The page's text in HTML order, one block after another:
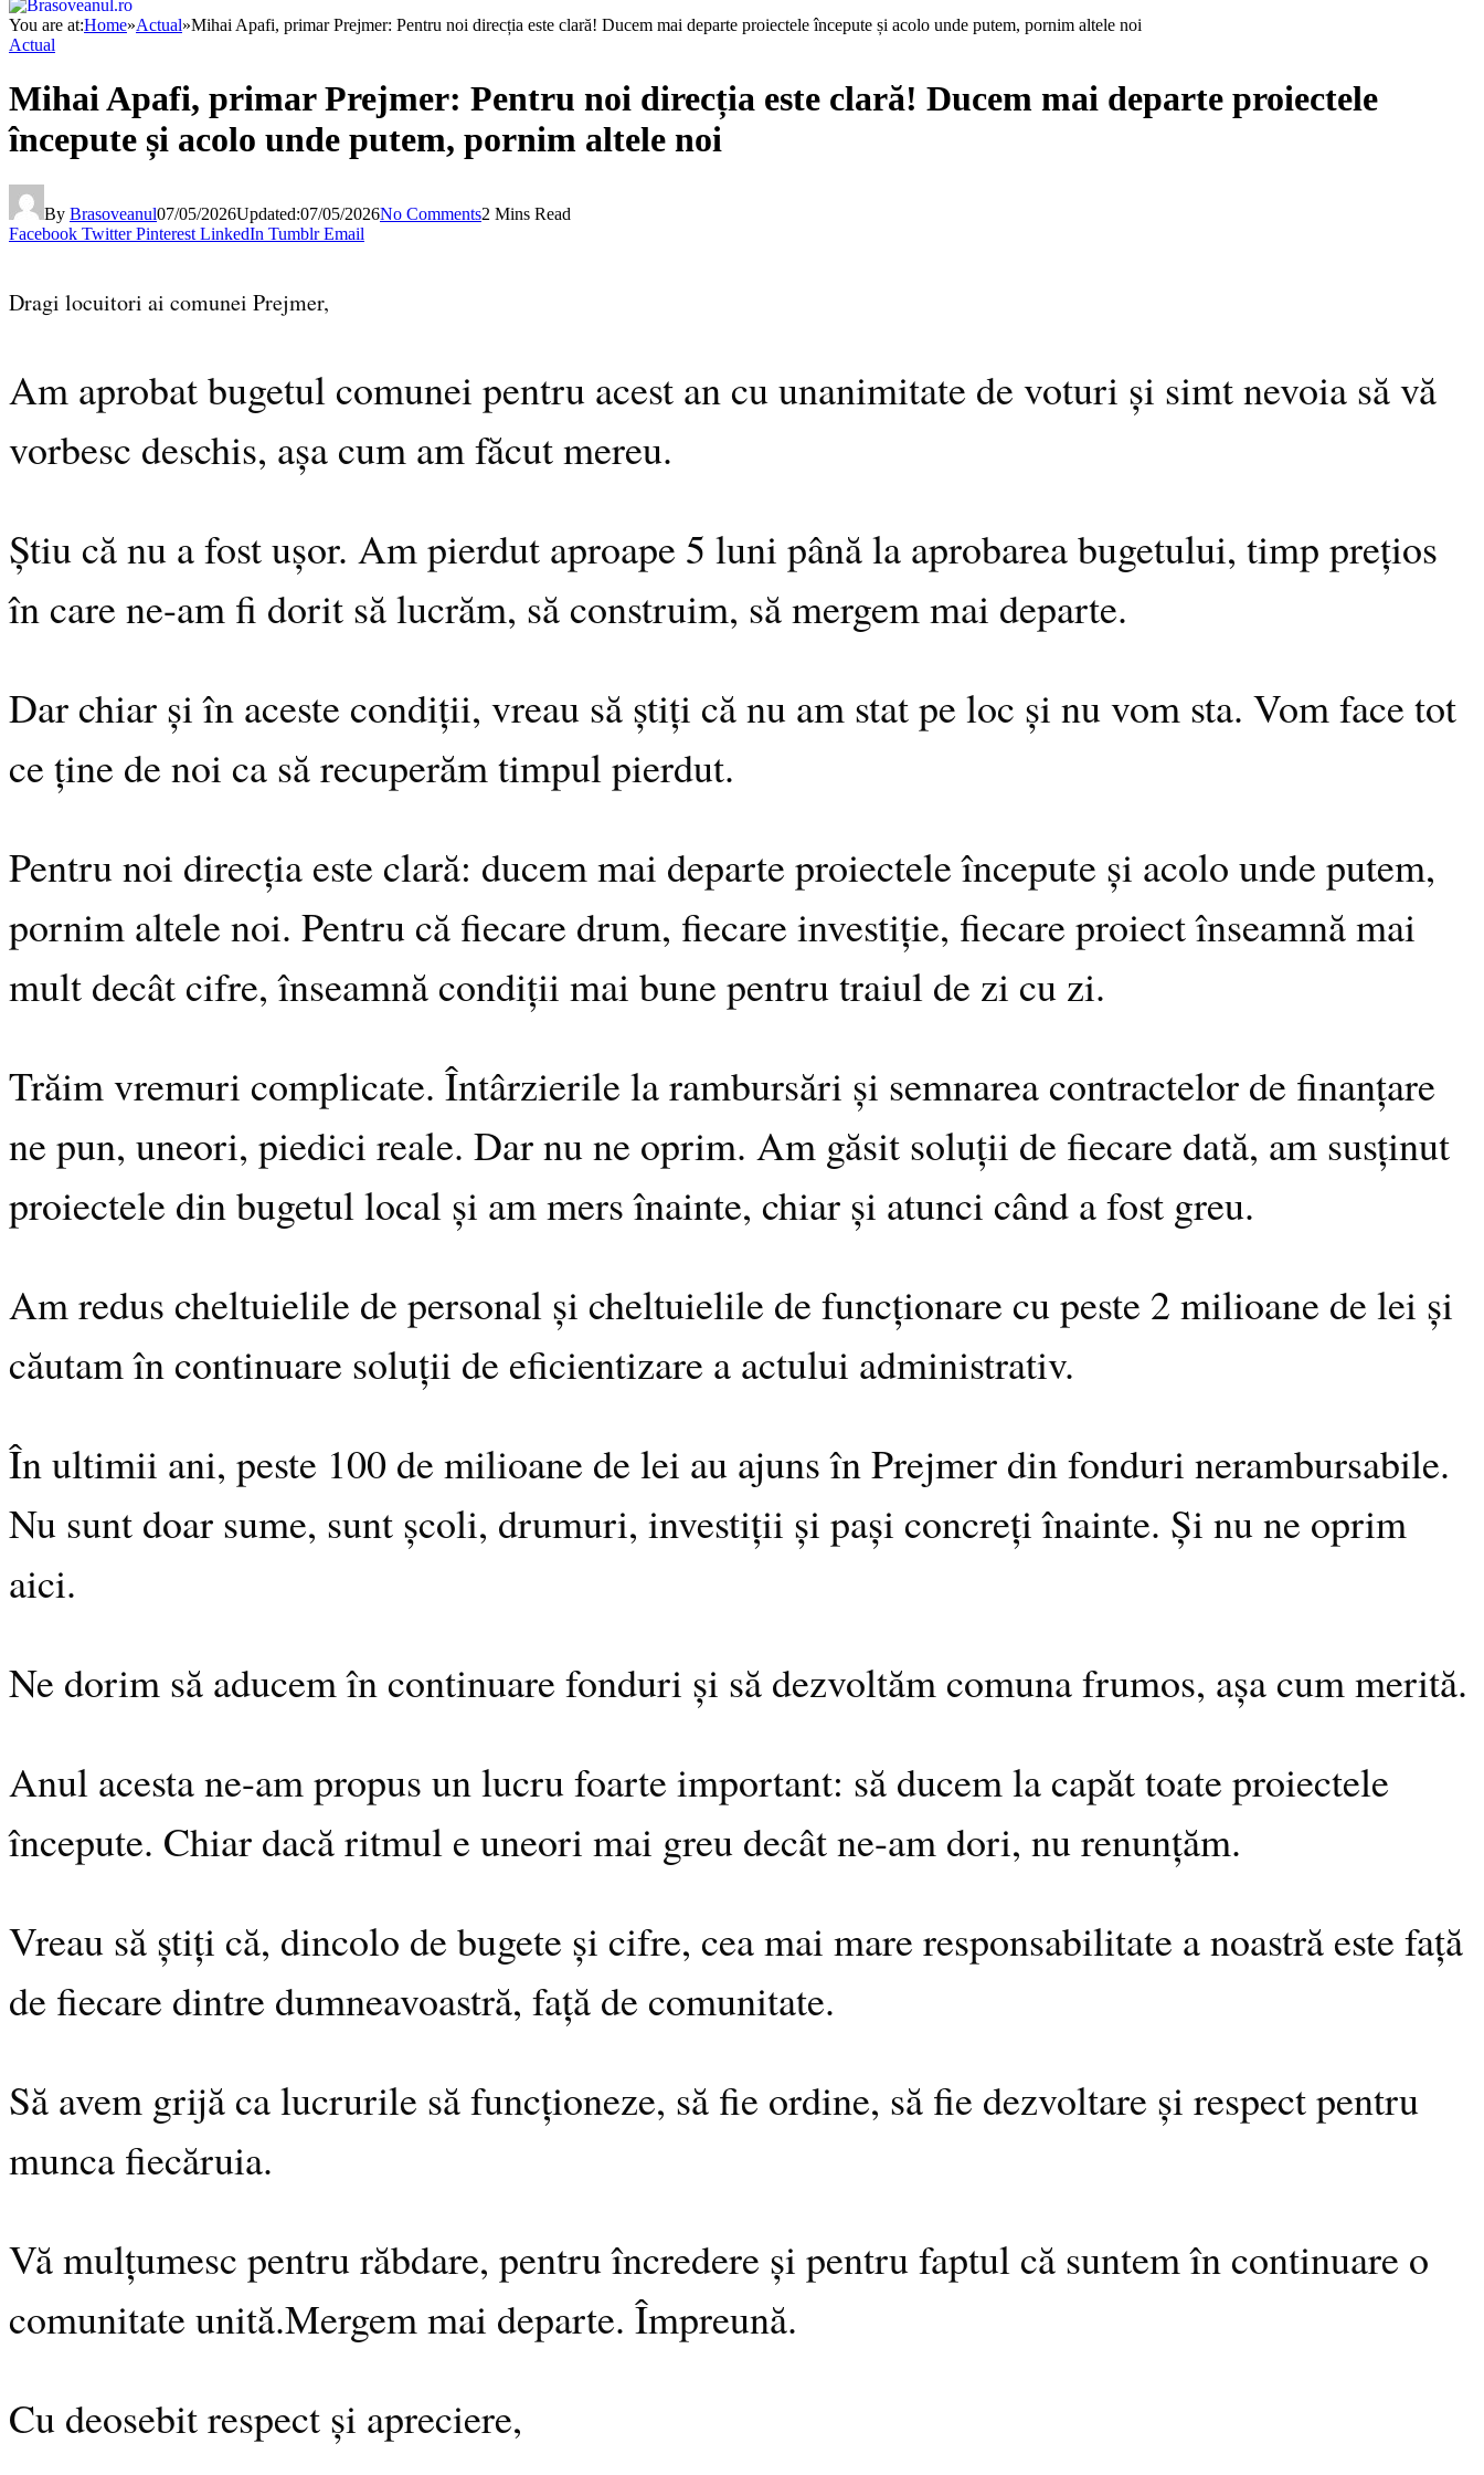
You are at:Home»Actual»Mihai Apafi, primar Prejmer: Pentru noi direcția este clară! Ducem mai departe proiectele începute și acolo unde putem, pornim altele noi
Actual
Mihai Apafi, primar Prejmer: Pentru noi direcția este clară! Ducem mai departe proiectele
începute și acolo unde putem, pornim altele noi
By Brasoveanul07/05/2026Updated:07/05/2026No Comments2 Mins Read
Facebook Twitter Pinterest LinkedIn Tumblr Email
Dragi locuitori ai comunei Prejmer,
Am aprobat bugetul comunei pentru acest an cu unanimitate de voturi și simt nevoia să vă
vorbesc deschis, așa cum am făcut mereu.
Știu că nu a fost ușor. Am pierdut aproape 5 luni până la aprobarea bugetului, timp prețios
în care ne-am fi dorit să lucrăm, să construim, să mergem mai departe.
Dar chiar și în aceste condiții, vreau să știți că nu am stat pe loc și nu vom sta. Vom face tot
ce ține de noi ca să recuperăm timpul pierdut.
Pentru noi direcția este clară: ducem mai departe proiectele începute și acolo unde putem,
pornim altele noi. Pentru că fiecare drum, fiecare investiție, fiecare proiect înseamnă mai
mult decât cifre, înseamnă condiții mai bune pentru traiul de zi cu zi.
Trăim vremuri complicate. Întârzierile la rambursări și semnarea contractelor de finanțare
ne pun, uneori, piedici reale. Dar nu ne oprim. Am găsit soluții de fiecare dată, am susținut
proiectele din bugetul local și am mers înainte, chiar și atunci când a fost greu.
Am redus cheltuielile de personal și cheltuielile de funcționare cu peste 2 milioane de lei și
căutam în continuare soluții de eficientizare a actului administrativ.
În ultimii ani, peste 100 de milioane de lei au ajuns în Prejmer din fonduri nerambursabile.
Nu sunt doar sume, sunt școli, drumuri, investiții și pași concreți înainte. Și nu ne oprim
aici.
Ne dorim să aducem în continuare fonduri și să dezvoltăm comuna frumos, așa cum merită.
Anul acesta ne-am propus un lucru foarte important: să ducem la capăt toate proiectele
începute. Chiar dacă ritmul e uneori mai greu decât ne-am dori, nu renunțăm.
Vreau să știți că, dincolo de bugete și cifre, cea mai mare responsabilitate a noastră este față
de fiecare dintre dumneavoastră, față de comunitate.
Să avem grijă ca lucrurile să funcționeze, să fie ordine, să fie dezvoltare și respect pentru
munca fiecăruia.
Vă mulțumesc pentru răbdare, pentru încredere și pentru faptul că suntem în continuare o
comunitate unită.Mergem mai departe. Împreună.
Cu deosebit respect și apreciere,